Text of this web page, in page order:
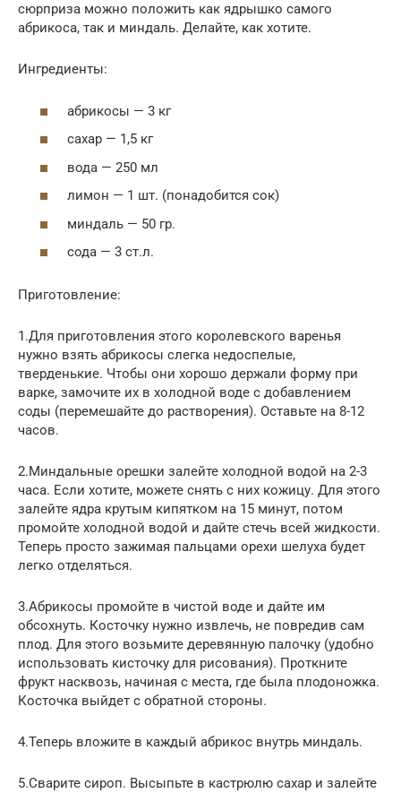
сюрприза можно положить как ядрышко самого
абрикоса, так и миндаль. Делайте, как хотите.
Ингредиенты:
абрикосы — 3 кг
сахар — 1,5 кг
вода — 250 мл
лимон — 1 шт. (понадобится сок)
миндаль — 50 гр.
сода — 3 ст.л.
Приготовление:
1.Для приготовления этого королевского варенья
нужно взять абрикосы слегка недоспелые,
тверденькие. Чтобы они хорошо держали форму при
варке, замочите их в холодной воде с добавлением
соды (перемешайте до растворения). Оставьте на 8-12
часов.
2.Миндальные орешки залейте холодной водой на 2-3
часа. Если хотите, можете снять с них кожицу. Для этого
залейте ядра крутым кипятком на 15 минут, потом
промойте холодной водой и дайте стечь всей жидкости.
Теперь просто зажимая пальцами орехи шелуха будет
легко отделяться.
3.Абрикосы промойте в чистой воде и дайте им
обсохнуть. Косточку нужно извлечь, не повредив сам
плод. Для этого возьмите деревянную палочку (удобно
использовать кисточку для рисования). Проткните
фрукт насквозь, начиная с места, где была плодоножка.
Косточка выйдет с обратной стороны.
4.Теперь вложите в каждый абрикос внутрь миндаль.
5.Сварите сироп. Высыпьте в кастрюлю сахар и залейте